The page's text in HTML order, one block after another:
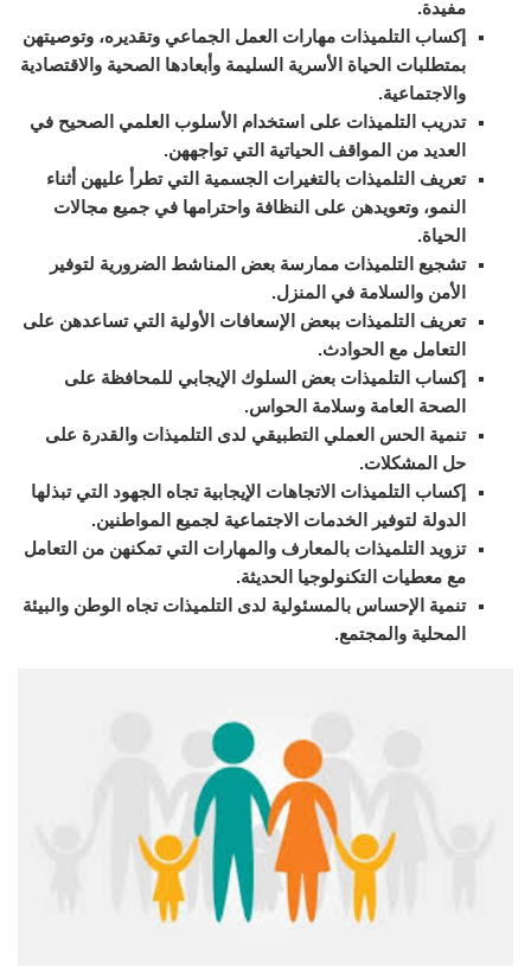
مفيدة.
إكساب التلميذات مهارات العمل الجماعي وتقديره، وتوصيتهن
بمتطلبات الحياة الأسرية السليمة وأبعادها الصحية والاقتصادية
والاجتماعية.
تدريب التلميذات على استخدام الأسلوب العلمي الصحيح في
العديد من المواقف الحياتية التي تواجههن.
تعريف التلميذات بالتغيرات الجسمية التي تطرأ عليهن أثناء
النمو، وتعويدهن على النظافة واحترامها في جميع مجالات
الحياة.
تشجيع التلميذات ممارسة بعض المناشط الضرورية لتوفير
الأمن والسلامة في المنزل.
تعريف التلميذات ببعض الإسعافات الأولية التي تساعدهن على
التعامل مع الحوادث.
إكساب التلميذات بعض السلوك الإيجابي للمحافظة على
الصحة العامة وسلامة الحواس.
تنمية الحس العملي التطبيقي لدى التلميذات والقدرة على
حل المشكلات.
إكساب التلميذات الاتجاهات الإيجابية تجاه الجهود التي تبذلها
الدولة لتوفير الخدمات الاجتماعية لجميع المواطنين.
تزويد التلميذات بالمعارف والمهارات التي تمكنهن من التعامل
مع معطيات التكنولوجيا الحديثة.
تنمية الإحساس بالمسئولية لدى التلميذات تجاه الوطن والبيئة
المحلية والمجتمع.